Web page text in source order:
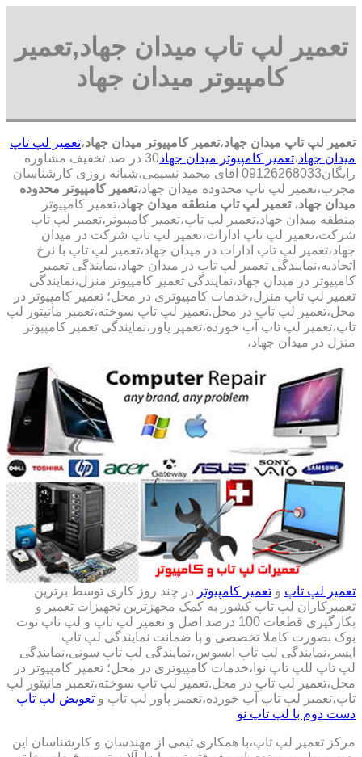
تعمیر لپ تاپ میدان جهاد,تعمیر
کامپیوتر میدان جهاد
تعمیر لپ تاپ میدان جهاد،تعمیر کامپیوتر میدان جهاد،تعمیر لپ تاپ
میدان جهاد،تعمیر کامپیوتر میدان جهاد
30 در صد تخفیف مشاوره
رایگان09126268033 آقای محمد نسیمی،شبانه روزی کارشناسان
مجرب،تعمیر لپ تاپ محدوده میدان جهاد،تعمیر کامپیوتر محدوده
میدان جهاد، تعمیر لپ تاپ منطقه میدان جهاد،تعمیر کامپیوتر
منطقه میدان جهاد،تعمیر لپ تاپ،تعمیر کامپیوتر،تعمیر لپ تاپ
شرکت،تعمیر لپ تاپ ادارات،تعمیر لپ تاپ شرکت در میدان
جهاد،تعمیر لپ تاپ ادارات در میدان جهاد،تعمیر لپ تاپ با نرخ
اتحادیه،نمایندگی تعمیر لپ تاپ در میدان جهاد،نمایندگی تعمیر
کامپیوتر در میدان جهاد،نمایندگی تعمیر کامپیوتر منزل،نمایندگی
تعمیر لپ تاپ منزل،خدمات کامپیوتری در محل؛ تعمیر کامپیوتر در
محل،تعمیر لپ تاپ در محل.تعمیر لپ تاپ سوخته،تعمبر مانیتور لپ
تاپ،تعمیر لپ تاپ آب خورده،تعمیر پاور،نمایندگی تعمیر کامپیوتر
منزل در میدان جهاد،
تعمیر لپ تاپ و تعمیر کامپیوتر در چند روز کاری توسط برترین
تعمیرکاران لپ تاپ کشور به کمک مجهزترین تجهیزات تعمیر و
بکارگیری قطعات 100 درصد اصل و تعمیر لپ تاپ و لپ تاپ نوت
بوک بصورت کاملا تخصصی و با ضمانت نمایندگی لپ تاپ
ایسر،نمایندگی لپ تاپ ایسوس،نمایندگی لپ تاپ سونی،نمایندگی
لپ تاپ للپ تاپ نوا،خدمات کامپیوتری در محل؛ تعمیر کامپیوتر در
محل،تعمیر لپ تاپ در محل.تعمیر لپ تاپ سوخته،تعمبر مانیتور لپ
تاپ،تعمیر لپ تاپ آب خورده،تعمیر پاور لپ تاپ و تعویض لپ تاپ
دست دوم با لپ تاپ نو
مرکز تعمیر لپ تاپ،با همکاری تیمی از مهندسان و کارشناسان این